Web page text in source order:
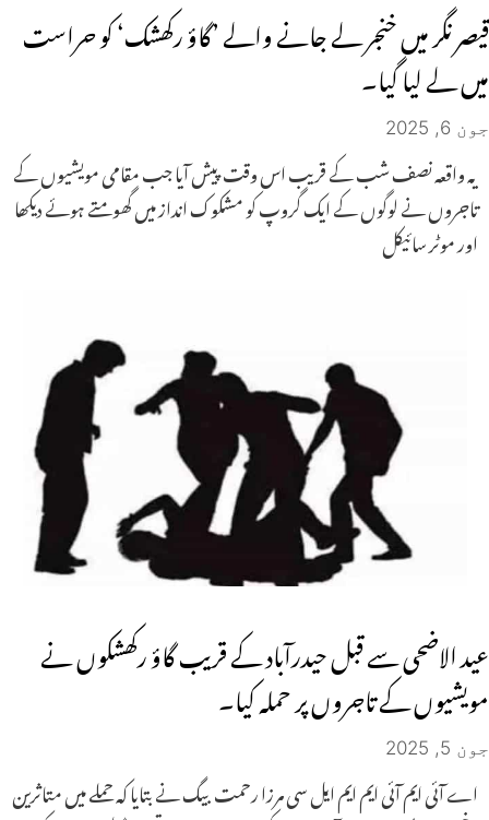
قیصر نگر میں خنجر لے جانے والے ’گاؤ رکھشک‘ کو حراست
میں لے لیا گیا۔
جون 6, 2025
یہ واقعہ نصف شب کے قریب اس وقت پیش آیا جب مقامی مویشیوں کے
تاجروں نے لوگوں کے ایک گروپ کو مشکوک انداز میں گھومتے ہوئے دیکھا
اور موٹر سائیکل
عید الاضحی سے قبل حیدرآباد کے قریب گاؤ رکھشکوں نے
مویشیوں کے تاجروں پر حملہ کیا۔
جون 5, 2025
اے آئی ایم آئی ایم ایم ایل سی مرزا رحمت بیگ نے بتایا کہ حملے میں متاثرین